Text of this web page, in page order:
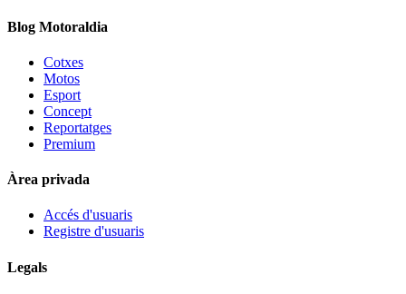
Blog Motoraldia
Cotxes
Motos
Esport
Concept
Reportatges
Premium
Àrea privada
Accés d'usuaris
Registre d'usuaris
Legals